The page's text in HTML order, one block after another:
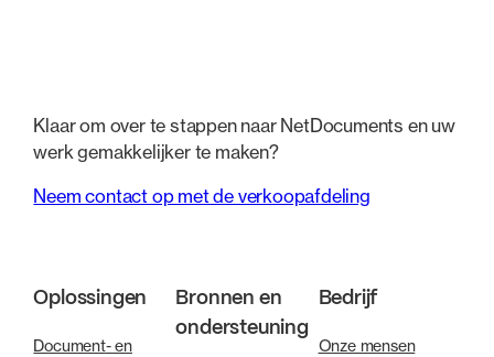
Klaar om over te stappen naar NetDocuments en uw
werk gemakkelijker te maken?
Neem contact op met de verkoopafdeling
Oplossingen
Document- en
Bronnen en
ondersteuning
Bedrijf
Onze mensen